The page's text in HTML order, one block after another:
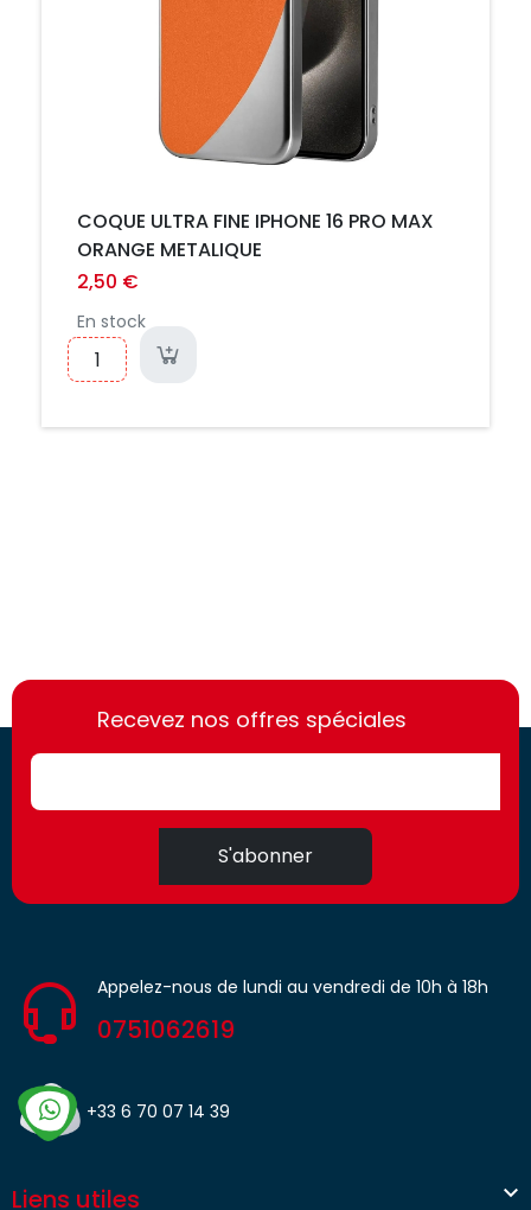
COQUE ULTRA FINE IPHONE 16 PRO MAX
ORANGE METALIQUE
2,50 €
En stock
https://france-
access.fr
https://france-
access.fr
Recevez nos offres spéciales
S'abonner
Appelez-nous de lundi au vendredi de 10h à 18h
0751062619
+33 6 70 07 14 39
Liens utiles 